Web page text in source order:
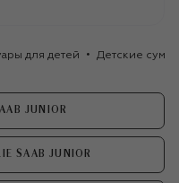
для детей Детские сумки
JUNIOR
SAAB JUNIOR